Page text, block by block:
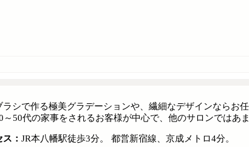
ラシで作る極美グラデーションや、繊細なデザインならお
～50代の家事をされるお客様が中心で、他のサロンではあ
： JR本八幡駅徒歩3分。 都営新宿線、京成メトロ4分。